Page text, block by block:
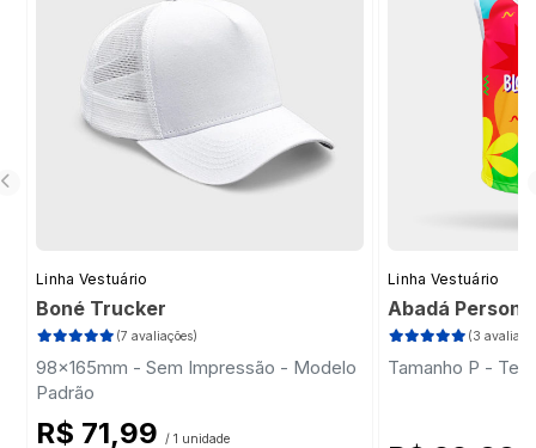
Linha Vestuário
Boné Trucker
(7 avaliações)
98x165mm - Sem Impressão - Modelo
Padrão
R$ 71,99 / 1 unidade
Linha Vestuário
Abadá
(3
Tamanho P -